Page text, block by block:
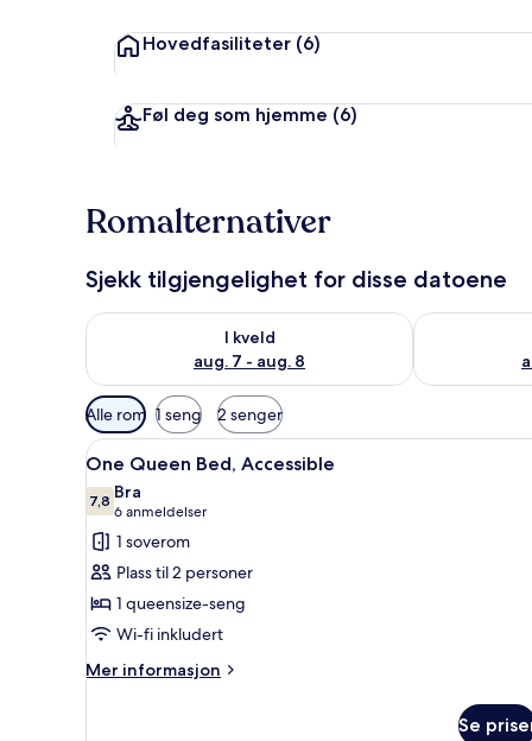
Hovedfasiliteter (6)
Føl deg som hjemme (6)
Romalternativer
Sjekk tilgjengelighet for disse datoene
I kveld
aug. 7 - aug. 8
Sjekk tilgjengelighet for i kveld, aug. 7 - aug. 8
Sjekk
Tilgjengelige
filtre
for
rom
Alle rom 1 seng 2 senger
Åpne
alle
bildene
av
One
Queen
Bed,
Accessible
One Queen Bed, Accessible
4
One Queen Bed, Accessible
7,87,8 av 10
Bra
6 anmeldelser
(6
anmeldelser)
1 soverom
Plass til 2 personer
1 queensize-seng
Wi-fi inkludert
Mer informasjon
Mer
Se